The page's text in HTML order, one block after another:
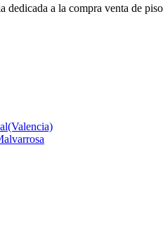
a la compra venta de